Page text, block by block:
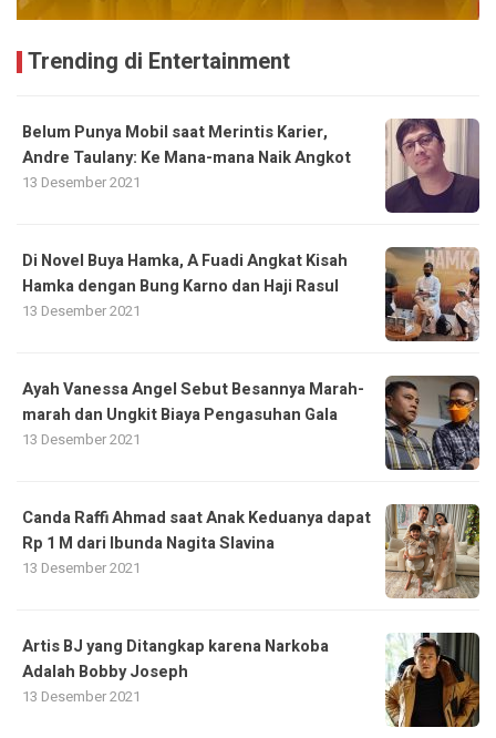
Trending di Entertainment
Belum Punya Mobil saat Merintis Karier,
Andre Taulany: Ke Mana-mana Naik Angkot
13 Desember 2021
Di Novel Buya Hamka, A Fuadi Angkat Kisah
Hamka dengan Bung Karno dan Haji Rasul
13 Desember 2021
Ayah Vanessa Angel Sebut Besannya Marah-
marah dan Ungkit Biaya Pengasuhan Gala
13 Desember 2021
Canda Raffi Ahmad saat Anak Keduanya dapat
Rp 1 M dari Ibunda Nagita Slavina
13 Desember 2021
Artis BJ yang Ditangkap karena Narkoba
Adalah Bobby Joseph
13 Desember 2021